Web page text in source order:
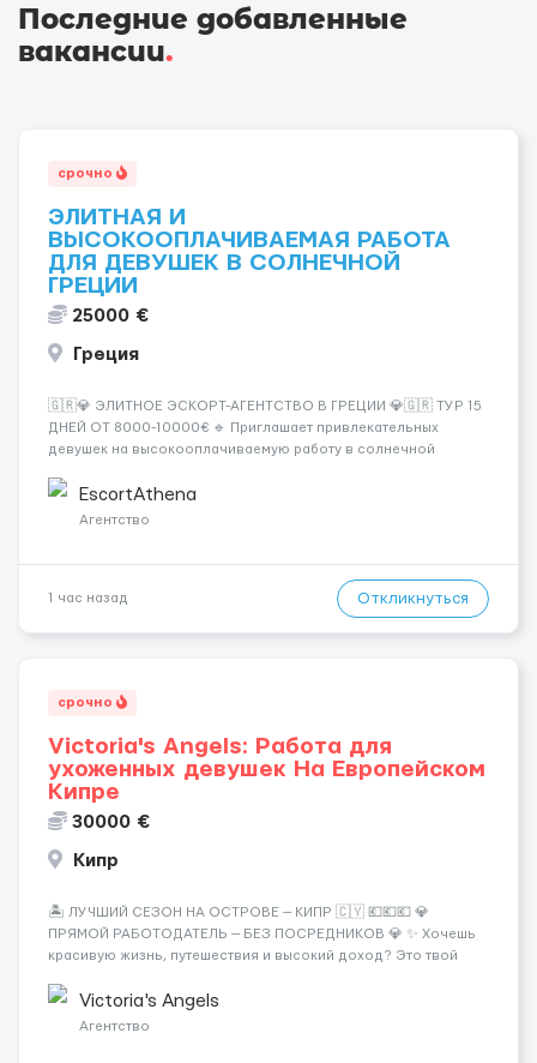
Последние добавленные
вакансии.
срочно
ЭЛИТНАЯ И
ВЫСОКООПЛАЧИВАЕМАЯ РАБОТА
ДЛЯ ДЕВУШЕК В СОЛНЕЧНОЙ
ГРЕЦИИ
25000 €
Греция
🇬🇷💎 ЭЛИТНОЕ ЭСКОРТ-АГЕНТСТВО В ГРЕЦИИ 💎🇬🇷 ТУР 15
ДНЕЙ ОТ 8000-10000€ 🔹 Приглашает привлекательных
девушек на высокооплачиваемую работу в солнечной
хорошие деньги 💶 — это предложение для тебя! 🔹
Требования: ✔️ Возраст от ...
EscortAthena
Агентство
1 час назад Откликнуться
срочно
Victoria's Angels: Работа для
ухоженных девушек На Европейском
Кипре
30000 €
Кипр
🏝️ ЛУЧШИЙ СЕЗОН НА ОСТРОВЕ — КИПР 🇨🇾 💶💶💶 💎
ПРЯМОЙ РАБОТОДАТЕЛЬ — БЕЗ ПОСРЕДНИКОВ 💎 ✨ Хочешь
красивую жизнь, путешествия и высокий доход? Это твой
Опытная команда с годами практики — Стабильный поток
клиентов (без ...
Victoria's Angels
Агентство